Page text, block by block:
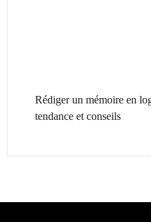
Rédiger un mémoire en
tendance et conseils